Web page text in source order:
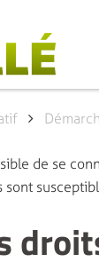
de se
sont